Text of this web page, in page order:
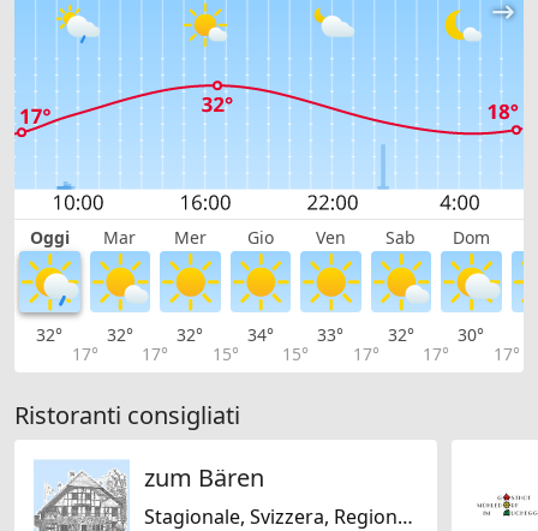
Oggi Mar Mer Gio Ven Sab Dom
32°
17°
32°
17°
32°
15°
34°
15°
33°
17°
32°
17°
30°
17°
Ristoranti consigliati
zum Bären
Stagionale, Svizzera, Regionale